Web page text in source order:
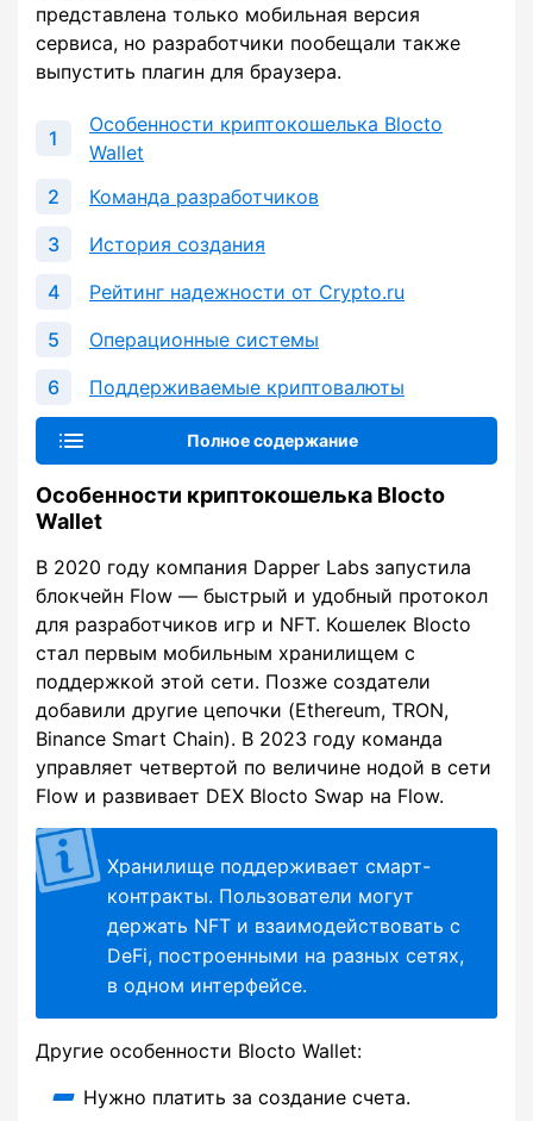
представлена только мобильная версия
сервиса, но разработчики пообещали также
выпустить плагин для браузера.
Особенности криптокошелька Blocto
Wallet
Команда разработчиков
История создания
Рейтинг надежности от Crypto.ru
Операционные системы
Поддерживаемые криптовалюты
Полное содержание
Особенности криптокошелька Blocto
Wallet
В 2020 году компания Dapper Labs запустила
блокчейн Flow — быстрый и удобный протокол
для разработчиков игр и NFT. Кошелек Blocto
стал первым мобильным хранилищем с
поддержкой этой сети. Позже создатели
добавили другие цепочки (Ethereum, TRON,
Binance Smart Chain). В 2023 году команда
управляет четвертой по величине нодой в сети
Flow и развивает DEX Blocto Swap на Flow.
Хранилище поддерживает смарт-
контракты. Пользователи могут
держать NFT и взаимодействовать с
DeFi, построенными на разных сетях,
в одном интерфейсе.
Другие особенности Blocto Wallet:
Нужно платить за создание счета.